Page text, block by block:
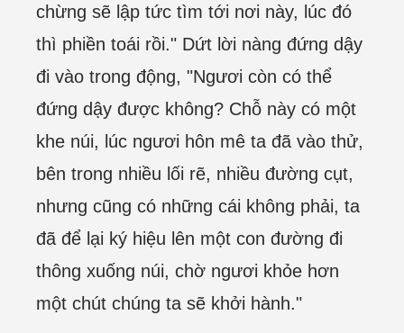
chừng sẽ lập tức tìm tới nơi này, lúc đó
thì phiền toái rồi." Dứt lời nàng đứng dậy
đi vào trong động, "Ngươi còn có thể
đứng dậy được không? Chỗ này có một
khe núi, lúc ngươi hôn mê ta đã vào thử,
bên trong nhiều lối rẽ, nhiều đường cụt,
nhưng cũng có những cái không phải, ta
đã để lại ký hiệu lên một con đường đi
thông xuống núi, chờ ngươi khỏe hơn
một chút chúng ta sẽ khởi hành."